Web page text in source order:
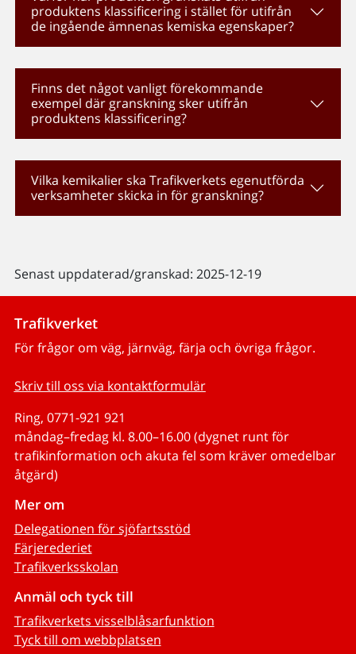
produktens klassificering i stället för utifrån
de ingående ämnenas kemiska egenskaper?
Finns det något vanligt förekommande
exempel där granskning sker utifrån
produktens klassificering?
Vilka kemikalier ska Trafikverkets egenutförda
verksamheter skicka in för granskning?
Senast uppdaterad/granskad: 2025-12-19
Trafikverket
För frågor om väg, järnväg, färja och övriga frågor.
Skriv till oss via kontaktformulär
Ring, 0771-921 921
måndag–fredag kl. 8.00–16.00 (dygnet runt för
trafikinformation och akuta fel som kräver omedelbar
åtgärd)
Mer om
Delegationen för sjöfartsstöd
Färjerederiet
Trafikverksskolan
Anmäl och tyck till
Trafikverkets visselblåsarfunktion
Tyck till om webbplatsen